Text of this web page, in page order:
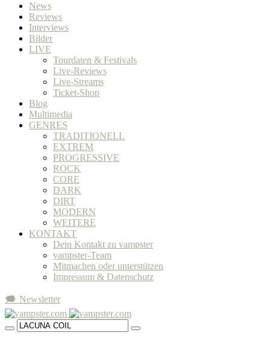
News
Reviews
Interviews
Bilder
LIVE
Tourdaten & Festivals
Live-Reviews
Live-Streams
Ticket-Shop
Blog
Multimedia
GENRES
TRADITIONELL
EXTREM
PROGRESSIVE
ROCK
CORE
DARK
DIRT
MODERN
WEITERE
KONTAKT
Dein Kontakt zu vampster
vampster-Team
Mitmachen oder unterstützen
Impressum & Datenschutz
🗯 Newsletter